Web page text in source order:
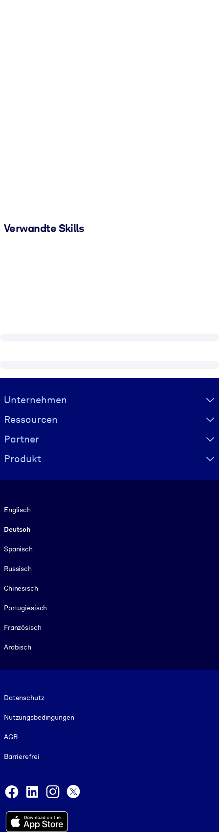
Verwandte Skills
Visually hidden Text
Unternehmen
Ressourcen
Partner
Produkt
Englisch
Deutsch
Spanisch
Russisch
Chinesisch
Portugiesisch
Französisch
Arabisch
Datenschutz
Nutzungsbedingungen
AGB
Barrierefrei
Facebook
LinkedInInstagram